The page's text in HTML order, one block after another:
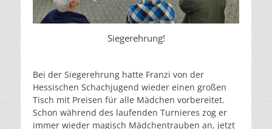
Siegerehrung!
Bei der Siegerehrung hatte Franzi von der
Hessischen Schachjugend wieder einen großen
Tisch mit Preisen für alle Mädchen vorbereitet.
Schon während des laufenden Turnieres zog er
immer wieder magisch Mädchentrauben an, jetzt